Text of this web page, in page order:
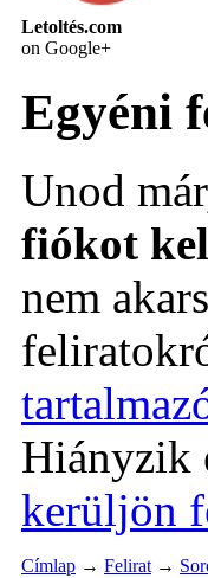
Letoltés.com
on Google+
Egyéni
Unod
fiókot
nem
Hiányzik
kerüljön
Címlap → Felirat→